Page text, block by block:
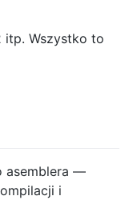
itp. Wszystko to
asemblera —
i